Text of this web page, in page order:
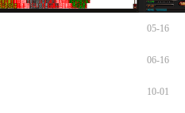
05-16
06-16
10-01